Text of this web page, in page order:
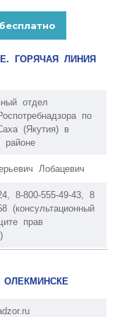
ГОРЯЧАЯ ЛИНИЯ
отдел
по
(Якутия) в
районе
Лобацевич
8-800-555-49-43, 8
(консультационный
прав